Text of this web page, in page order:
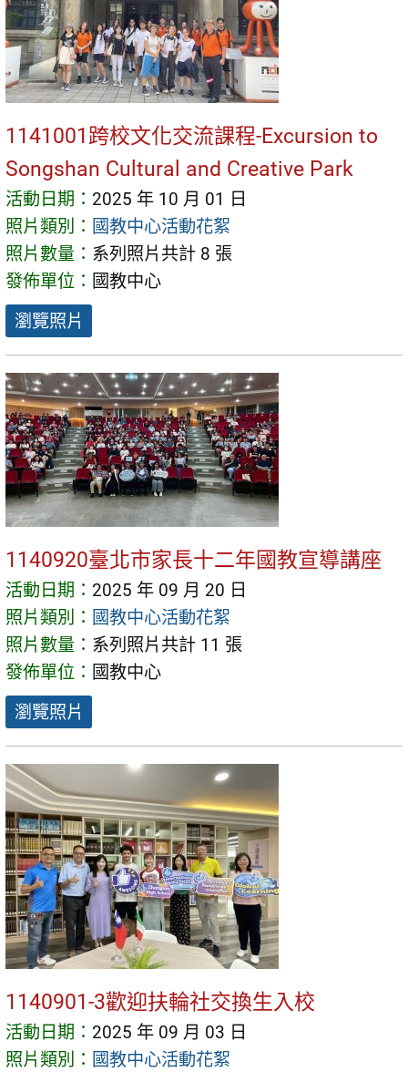
1141001跨校文化交流課程-Excursion to
Songshan Cultural and Creative Park
活動日期： 2025 年 10 月 01 日
照片類別： 國教中心活動花絮
照片數量： 系列照片共計 8 張
發佈單位： 國教中心
瀏覽照片
1140920臺北市家長十二年國教宣導講座
活動日期： 2025 年 09 月 20 日
照片類別： 國教中心活動花絮
照片數量： 系列照片共計 11 張
發佈單位： 國教中心
瀏覽照片
1140901-3歡迎扶輪社交換生入校
活動日期： 2025 年 09 月 03 日
照片類別： 國教中心活動花絮